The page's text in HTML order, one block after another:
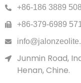
+86-186 3889
+86-379-6989
Junmin Road,
Henan, Chine.